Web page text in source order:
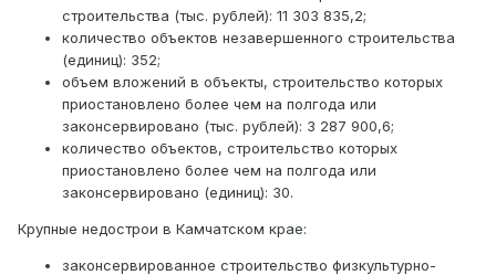
строительства (тыс. рублей): 11 303 835,2;
количество объектов незавершенного строительства
(единиц): 352;
объем вложений в объекты, строительство которых
приостановлено более чем на полгода или
законсервировано (тыс. рублей): 3 287 900,6;
количество объектов, строительство которых
приостановлено более чем на полгода или
законсервировано (единиц): 30.
Крупные недострои в Камчатском крае:
законсервированное строительство физкультурно-